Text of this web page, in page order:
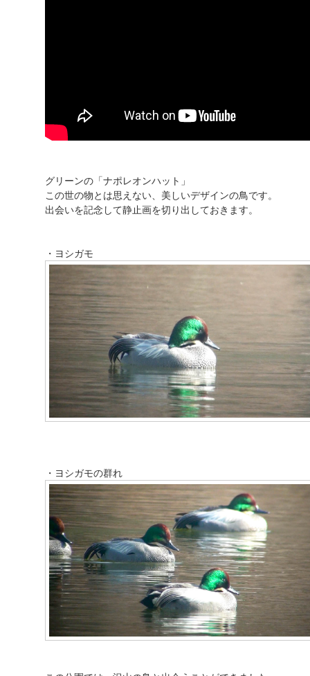
グリーンの「ナポレオンハット」
この世の物とは思えない、美しいデザインの鳥です。
出会いを記念して静止画を切り出しておきます。
・ヨシガモ
・ヨシガモの群れ